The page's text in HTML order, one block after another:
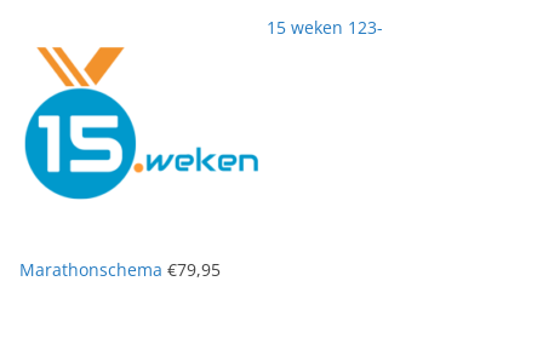
15 weken 123-
Marathonschema €79,95